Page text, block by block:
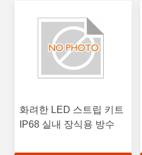
화려한 LED 스트립 키트
IP68 실내 장식용 방수